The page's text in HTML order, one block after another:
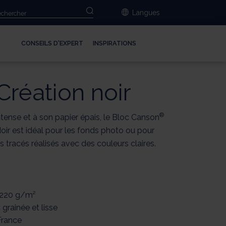
Langues
CONSEILS D'EXPERT INSPIRATIONS
noir
et à son papier épais, le Bloc Canson®
est idéal pour les fonds photo ou pour
tracés réalisés avec des couleurs claires.
g/m²
et lisse